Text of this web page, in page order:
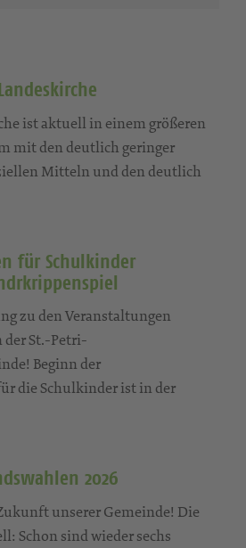
ist aktuell in einem größeren
mit den deutlich geringer
Mitteln und den deutlich
für Schulkinder
zu den Veranstaltungen
St.-Petri-
Beginn der
die Schulkinder ist in der
2026
unserer Gemeinde! Die
Schon sind wieder sechs